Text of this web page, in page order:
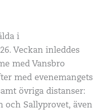
i
Veckan inleddes
med Vansbro
med evenemangets
övriga distanser:
och Sallyprovet, även